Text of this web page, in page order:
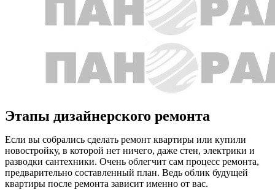
Этапы дизайнерского ремонта
Если вы собрались сделать ремонт квартиры или купили
новостройку, в которой нет ничего, даже стен, электрики и
разводки сантехники. Очень облегчит сам процесс ремонта,
предварительно составленный план. Ведь облик будущей
квартиры после ремонта зависит именно от вас.